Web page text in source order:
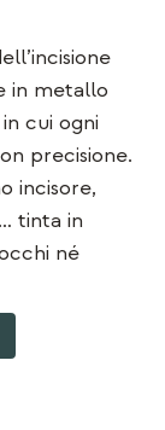
in metallo
cui ogni
precisione.
incisore,
tinta in
né